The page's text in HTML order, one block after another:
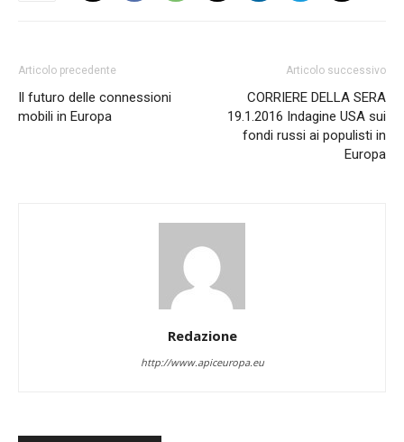
Articolo precedente
Il futuro delle connessioni
mobili in Europa
Articolo successivo
CORRIERE DELLA SERA
19.1.2016 Indagine USA sui
fondi russi ai populisti in
Europa
Redazione
http://www.apiceuropa.eu